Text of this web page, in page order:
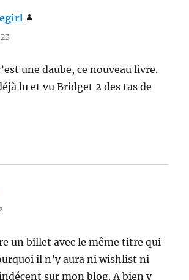
une daube, ce nouveau livre.
lu et vu Bridget 2 des tas de
un billet avec le même titre qui
il n’y aura ni wishlist ni
sur mon blog. A bien y